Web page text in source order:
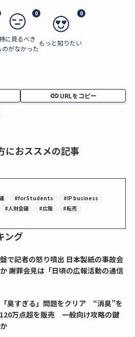
0
に見るべき
のがなかった
0
もっと知りたい
URLをコピー
におススメの記事
#forStudents
#IP business
#人財会議 #広報 #転売
ング
で記者の怒り噴出 日本製紙の事故会
謝罪会見は「日頃の広報活動の通信
臭すぎる」問題をクリア “消臭”を
万点超を販売 一般向け攻略の鍵